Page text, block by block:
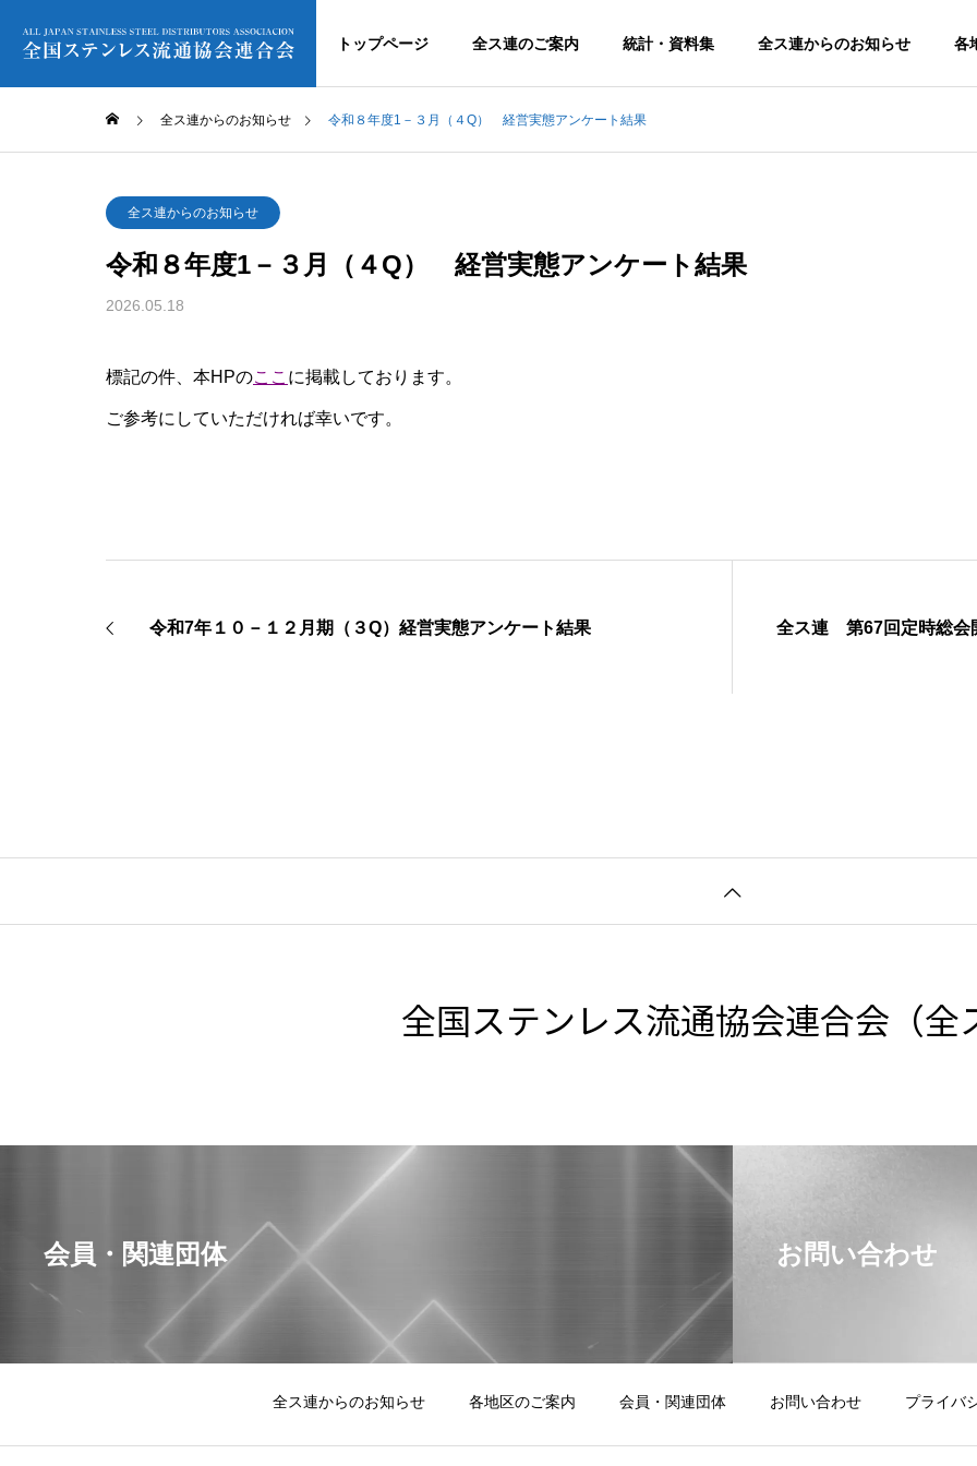
トップページ 全ス連のご案内 統計・資料集 全ス連からのお知らせ 各
全ス連からのお知らせ 令和８年度1－３月（４Q） 経営実態アンケート結果
全ス連からのお知らせ
令和８年度1－３月（４Q） 経営実態アンケート結果
2026.05.18
標記の件、本HPのここ に掲載しております。
ご参考にしていただければ幸いです。
令和7年１０－１２月期（３Q）経営実態アンケート結果 全ス連 第67回定時総会
全国ステンレス流通協会連合会（全
会員・関連団体 お問い合わせ
全ス連からのお知らせ 各地区のご案内 会員・関連団体 お問い合わせ プライバ